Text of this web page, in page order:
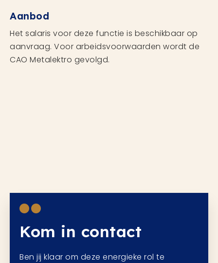
Aanbod
Het salaris voor deze functie is beschikbaar op
aanvraag. Voor arbeidsvoorwaarden wordt de
CAO Metalektro gevolgd.
Kom in contact
Ben jij klaar om deze energieke rol te